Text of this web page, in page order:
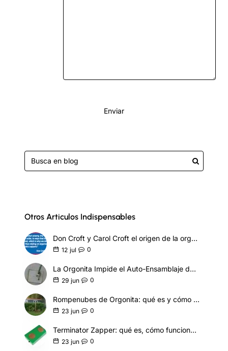
Enviar
Otros Articulos Indispensables
Don Croft y Carol Croft el origen de la orgonita táctica
12 jul 0
La Orgonita Impide el Auto-Ensamblaje de Nanotecnología Sintética
29 jun 0
Rompenubes de Orgonita: qué es y cómo funciona
23 jun 0
Terminator Zapper: qué es, cómo funciona y modelos
23 jun 0